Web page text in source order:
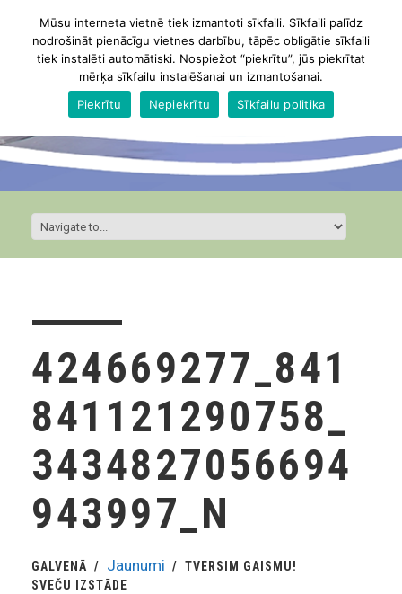
424669277_841
841121290758_
3434827056694
943997_N
GALVENĀ Jaunumi
TVERSIM GAISMU!
SVEČU IZSTĀDE
Mūsu interneta vietnē tiek izmantoti sīkfaili. Sīkfaili palīdz
nodrošināt pienācīgu vietnes darbību, tāpēc obligātie sīkfaili
tiek instalēti automātiski. Nospiežot “piekrītu”, jūs piekrītat
mērķa sīkfailu instalēšanai un izmantošanai.
Piekrītu
Nepiekrītu Sīkfailu politika